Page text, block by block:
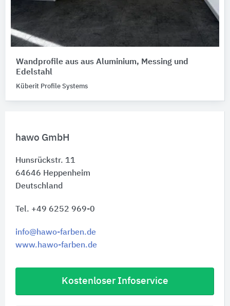
hawo GmbH
Hunsrückstr. 11
64646 Heppenheim
Deutschland
Tel. +49 6252 969-0
info@hawo-farben.de
www.hawo-farben.de
Kostenloser Infoservice
Wandprofile aus aus Aluminium, Messing und
Edelstahl
Küberit Profile Systems